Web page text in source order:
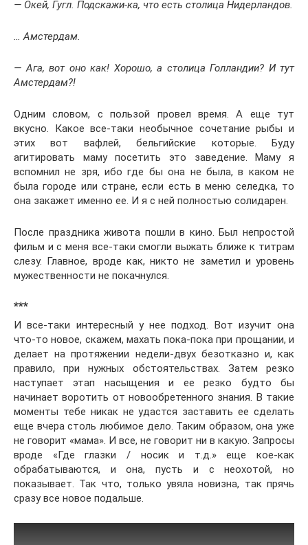
— Окей, Гугл. Подскажи-ка, что есть столица Нидерландов.
… Амстердам.
— Ага, вот оно как! Хорошо, а столица Голландии? И тут
Амстердам?!
Одним словом, с пользой провел время. А еще тут
вкусно. Какое все-таки необычное сочетание рыбы и
этих вот вафлей, бельгийские которые. Буду
агитировать маму посетить это заведение. Маму я
вспомнил не зря, ибо где бы она не была, в каком не
была городе или стране, если есть в меню селедка, то
она закажет именно ее. И я с ней полностью солидарен.
После праздника живота пошли в кино. Был непростой
фильм и с меня все-таки смогли выжать ближе к титрам
слезу. Главное, вроде как, никто не заметил и уровень
мужественности не покачнулся.
***
И все-таки интересный у нее подход. Вот изучит она
что-то новое, скажем, махать пока-пока при прощании, и
делает на протяжении недели-двух безотказно и, как
правило, при нужных обстоятельствах. Затем резко
наступает этап насыщения и ее резко будто бы
начинает воротить от новообретенного знания. В такие
моменты тебе никак не удастся заставить ее сделать
еще вчера столь любимое дело. Таким образом, она уже
не говорит «мама». И все, не говорит ни в какую. Запросы
вроде «Где глазки / носик и т.д.» еще кое-как
обрабатываются, и она, пусть и с неохотой, но
показывает. Так что, только увяла новизна, так прячь
сразу все новое подальше.